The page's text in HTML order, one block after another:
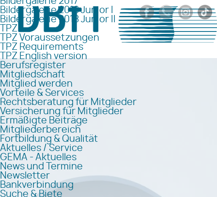
Bildergalerie 2018 Junior I
Bildergalerie 2018 Junior II
TPZ
TPZ Voraussetzungen
TPZ Requirements
TPZ English version
Berufsregister
Mitgliedschaft
Mitglied werden
Vorteile & Services
Rechtsberatung für Mitglieder
Versicherung für Mitglieder
Ermäßigte Beiträge
Mitgliederbereich
Fortbildung & Qualität
Aktuelles / Service
GEMA - Aktuelles
News und Termine
Newsletter
Bankverbindung
Suche & Biete